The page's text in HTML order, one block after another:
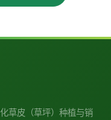
草皮（草坪）种植与销